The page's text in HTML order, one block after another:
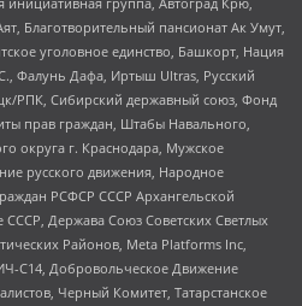
Благотворительный пансионат Ак Умут,
уголовное единство, Башкорт, Нация
Фалунь Дафа, Иртыш Ultras, Русский
РПК, Сибирский державный союз, Фонд
прав граждан, Штабы Навального,
округа г. Краснодара, Мужское
русского движения, Народное
РСФСР СССР Архангельской
Держава Союз Советских Светлых
Районов, Meta Platforms Inc,
С14, Добровольческое Движение
Черный Комитет, Татарстанское